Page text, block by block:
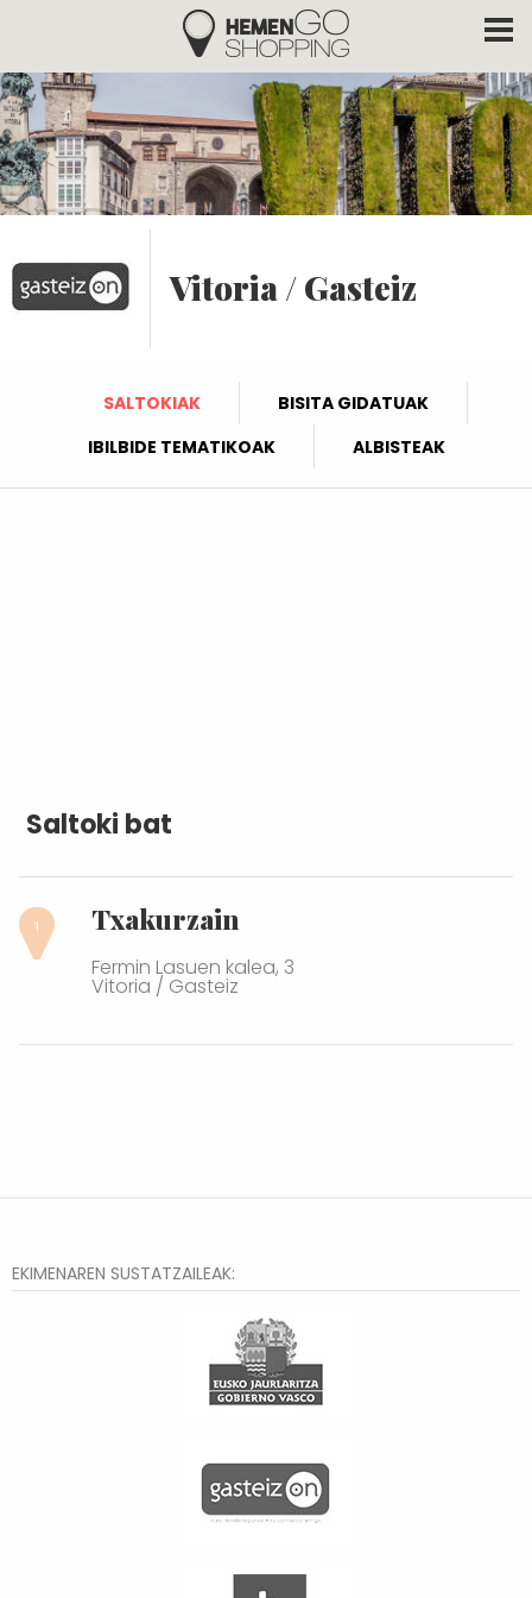
Skip to main content
Hemengo Shopping
Vitoria / Gasteiz
SALTOKIAK
BISITA GIDATUAK
IBILBIDE TEMATIKOAK
ALBISTEAK
Saltoki bat
Txakurzain
Fermin Lasuen kalea, 3
Vitoria / Gasteiz
EKIMENAREN SUSTATZAILEAK: